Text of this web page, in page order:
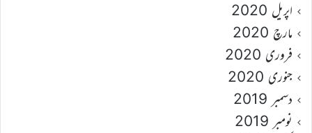
اپریل 2020
مارچ 2020
فروری 2020
جنوری 2020
دسمبر 2019
نومبر 2019